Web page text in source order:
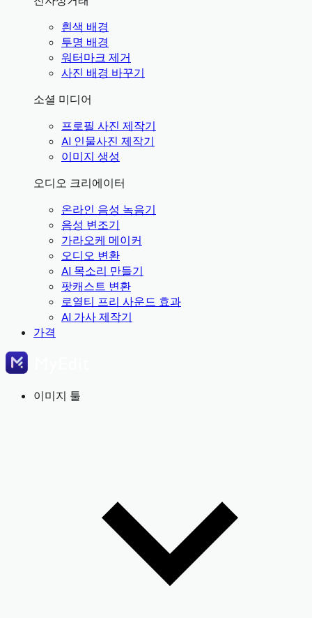
흰색 배경
투명 배경
워터마크 제거
사진 배경 바꾸기
소셜 미디어
프로필 사진 제작기
AI 인물사진 제작기
이미지 생성
오디오 크리에이터
온라인 음성 녹음기
음성 변조기
가라오케 메이커
오디오 변환
AI 목소리 만들기
팟캐스트 변환
로열티 프리 사운드 효과
AI 가사 제작기
가격
이미지 툴